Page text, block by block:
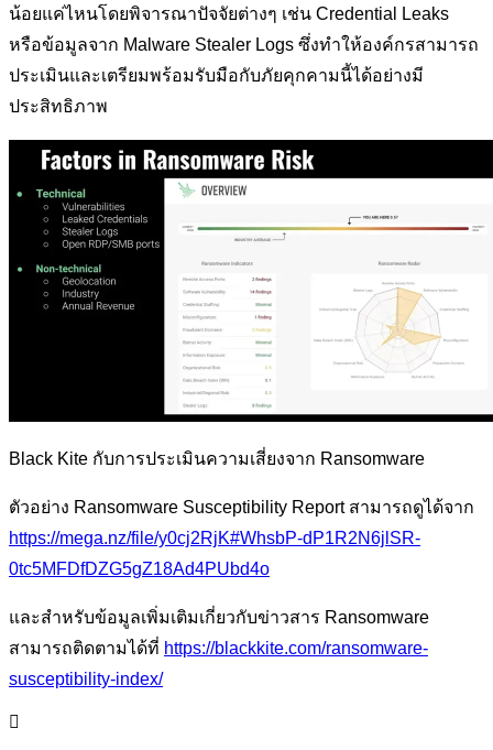
น้อยแค่ไหนโดยพิจารณาปัจจัยต่างๆ เช่น Credential Leaks
หรือข้อมูลจาก Malware Stealer Logs ซึ่งทำให้องค์กรสามารถ
ประเมินและเตรียมพร้อมรับมือกับภัยคุกคามนี้ได้อย่างมี
ประสิทธิภาพ
Black Kite กับการประเมินความเสี่ยงจาก Ransomware
ตัวอย่าง Ransomware Susceptibility Report สามารถดูได้จาก
https://mega.nz/file/y0cj2RjK#WhsbP-dP1R2N6jlSR-
0tc5MFDfDZG5gZ18Ad4PUbd4o
และสำหรับข้อมูลเพิ่มเติมเกี่ยวกับข่าวสาร Ransomware
สามารถติดตามได้ที่ https://blackkite.com/ransomware-
susceptibility-index/